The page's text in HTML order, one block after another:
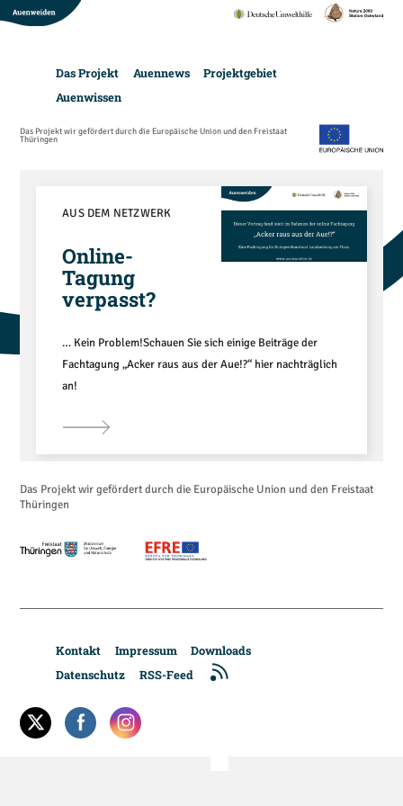
Das Projekt Auennews
Projektgebiet
Auenwissen
Das Projekt wir gefördert durch die Europäische Union und den Freistaat
Thüringen
AUS DEM NETZWERK
Online-
Tagung
verpasst?
… Kein Problem!Schauen Sie sich einige Beiträge der
Fachtagung „Acker raus aus der Aue!?“ hier nachträglich
an!
Das Projekt wir gefördert durch die Europäische Union und den Freistaat
Thüringen
Kontakt Impressum
Downloads
Datenschutz
RSS-Feed